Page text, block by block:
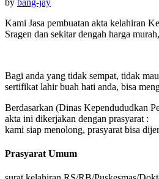
Kami Jasa pembuatan akta kelahiran
Sragen dan sekitar dengah harga
Bagi anda yang tidak sempat, tidak
sertifikat lahir buah hati anda, bisa
Berdasarkan (Dinas Kependududkan
akta ini dikerjakan dengan prasyarat :
kami siap menolong, prasyarat bisa
Prasyarat Umum